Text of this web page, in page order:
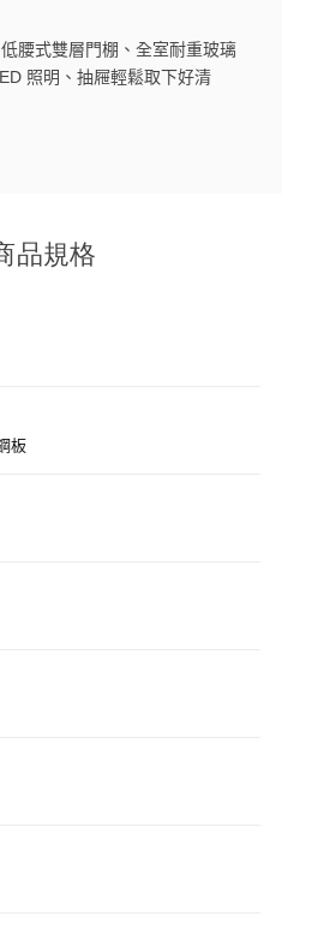
腰式雙層門棚、全室耐重玻璃
照明、抽屜輕鬆取下好清
品規格
板